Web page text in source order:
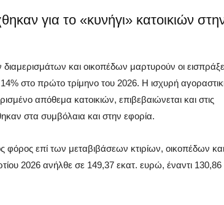
για το «κυνήγι» κατοικιών
και οικοπέδων μαρτυρούν οι
στο πρώτο τρίμηνο του 2026. Η ισχυρή
απόθεμα κατοικιών, επιβεβαιώνεται και στις
στα συμβόλαια και στην εφορία.
επί των μεταβιβάσεων κτιρίων, οικοπέδων και
2026 ανήλθε σε 149,37 εκατ. ευρώ, έναντι 130,86